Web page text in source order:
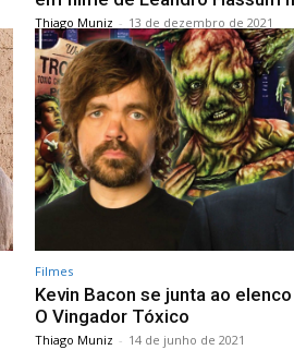
Thiago Muniz - 13 de dezembro de 2021
Filmes
Kevin Bacon se junta ao
O Vingador Tóxico
Thiago Muniz - 14 de junho de 2021